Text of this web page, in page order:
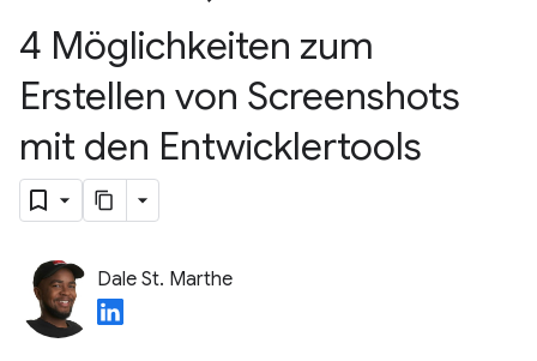
4 Möglichkeiten zum
Erstellen von Screenshots
mit den Entwicklertools
Dale St. Marthe